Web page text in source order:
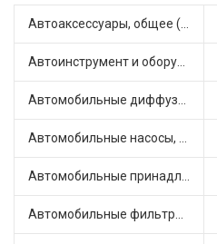
Автоаксессуары, общее (1)
Автоинструмент и оборудование (7)
Автомобильные диффузоры и вентиляторы (4)
Автомобильные насосы, компрессоры и манометры (1)
Автомобильные принадлежности и аксессуары (6)
Автомобильные фильтры (1)